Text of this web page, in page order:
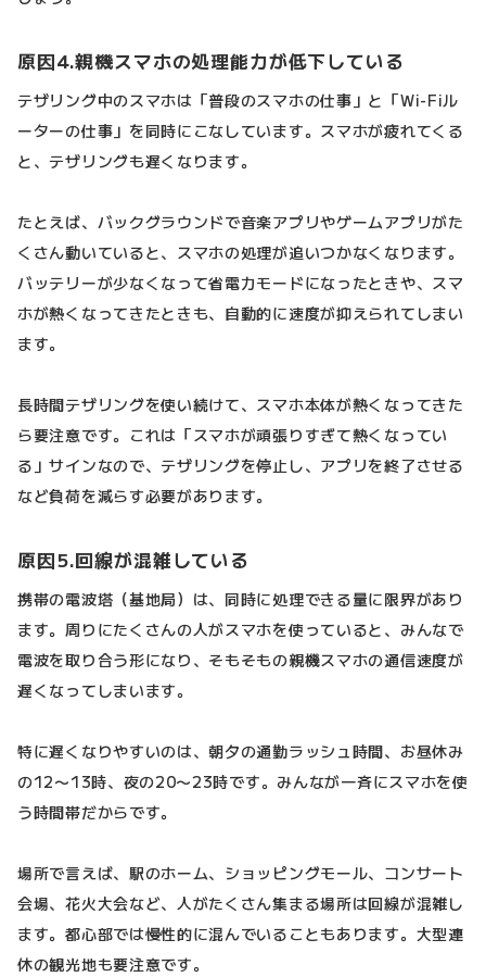
原因4.親機スマホの処理能力が低下している
テザリング中のスマホは「普段のスマホの仕事」と「Wi-Fiル
ーターの仕事」を同時にこなしています。スマホが疲れてくる
と、テザリングも遅くなります。
たとえば、バックグラウンドで音楽アプリやゲームアプリがた
くさん動いていると、スマホの処理が追いつかなくなります。
バッテリーが少なくなって省電力モードになったときや、スマ
ホが熱くなってきたときも、自動的に速度が抑えられてしまい
ます。
長時間テザリングを使い続けて、スマホ本体が熱くなってきた
ら要注意です。これは「スマホが頑張りすぎて熱くなってい
る」サインなので、テザリングを停止し、アプリを終了させる
など負荷を減らす必要があります。
原因5.回線が混雑している
携帯の電波塔（基地局）は、同時に処理できる量に限界があり
ます。周りにたくさんの人がスマホを使っていると、みんなで
電波を取り合う形になり、そもそもの親機スマホの通信速度が
遅くなってしまいます。
特に遅くなりやすいのは、朝夕の通勤ラッシュ時間、お昼休み
の12〜13時、夜の20〜23時です。みんなが一斉にスマホを使
う時間帯だからです。
場所で言えば、駅のホーム、ショッピングモール、コンサート
会場、花火大会など、人がたくさん集まる場所は回線が混雑し
ます。都心部では慢性的に混んでいることもあります。大型連
休の観光地も要注意です。